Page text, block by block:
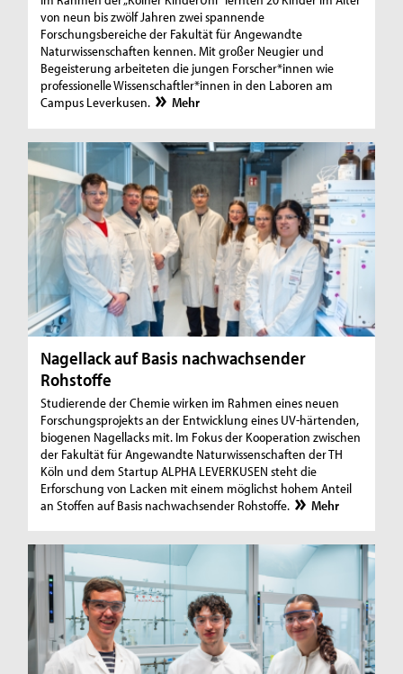
von neun bis zwölf Jahren zwei spannende
Forschungsbereiche der Fakultät für Angewandte
Naturwissenschaften kennen. Mit großer Neugier und
Begeisterung arbeiteten die jungen Forscher*innen wie
professionelle Wissenschaftler*innen in den Laboren am
Campus Leverkusen.
Mehr
Nagellack auf Basis nachwachsender
Rohstoffe
Studierende der Chemie wirken im Rahmen eines neuen
Forschungsprojekts an der Entwicklung eines UV-härtenden,
biogenen Nagellacks mit. Im Fokus der Kooperation zwischen
der Fakultät für Angewandte Naturwissenschaften der TH
Köln und dem Startup ALPHA LEVERKUSEN steht die
Erforschung von Lacken mit einem möglichst hohem Anteil
an Stoffen auf Basis nachwachsender Rohstoffe.
Mehr